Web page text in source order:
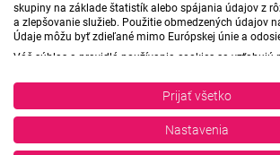
skupiny na základe štatistík alebo spájania údajov z
a zlepšovanie služieb. Použitie obmedzených údajov
Údaje môžu byť zdieľané mimo Európskej únie a
Váš súhlas a pravidlá používania cookies sa vzťahujú
Stred, Rádio Regina Západ, Rádio Patria, Rádio Devín,
pozdravy, Rádio Slovensko, RSI Francais, RSI English,
Junior, RSI, Rádio Regina Východ, Rádio_FM, RSI
Zobraziť zoznam partnerov (1 predajcovia IAB)
Prijať všetko
Nastavenia
Mobilné aplikácie
Rádio Regina
Rádio Devín
Rádio_FM